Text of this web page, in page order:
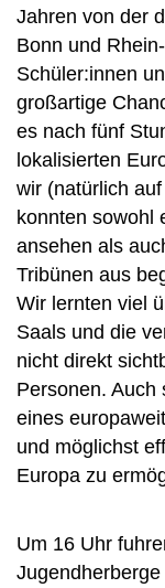
Jahren von der
Bonn und
Schüler:innen
großartige
es nach fünf
lokalisierten
wir (natürlich
konnten sowohl
ansehen als
Tribünen aus
Wir lernten viel
Saals und die
nicht direkt
Personen. Auch
eines
und möglichst
Europa zu
Um 16 Uhr